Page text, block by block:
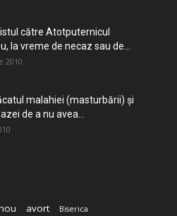
către Atotputernicul
la vreme de necaz sau de...
2010
malahiei (masturbării) şi
de a nu avea...
avort Biserica